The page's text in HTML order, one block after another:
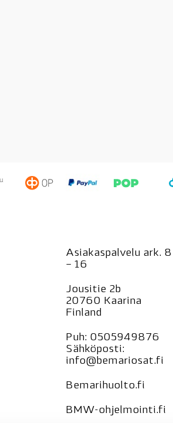
Asiakaspalvelu ark. 8
– 16
Jousitie 2b
20760 Kaarina
Finland
Puh: 0505949876
Sähköposti:
info@bemariosat.fi
Bemarihuolto.fi
BMW-ohjelmointi.fi